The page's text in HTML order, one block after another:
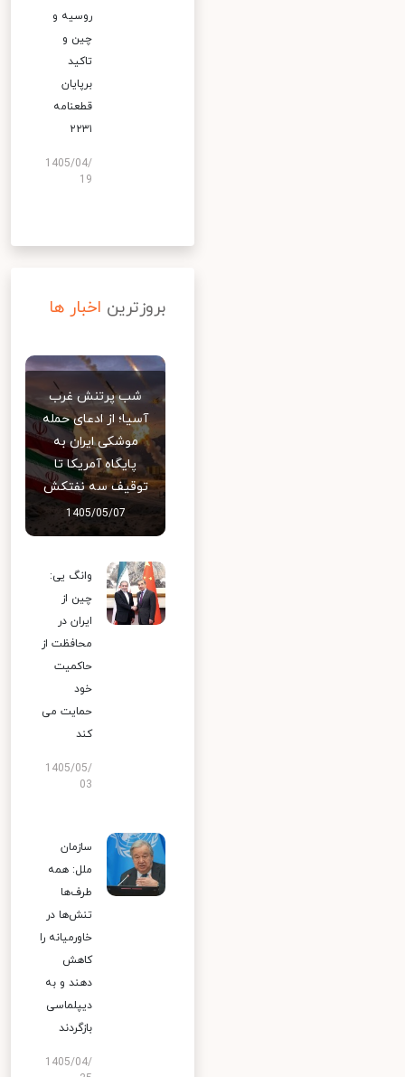
روسیه و
چین و
تاکید
برپایان
قطعنامه
۲۲۳۱
1405/04/
19
بروزترین اخبار ها
شب پرتنش غرب
آسیا؛ از ادعای حمله
موشکی ایران به
پایگاه آمریکا تا
توقیف سه نفتکش
1405/05/07
وانگ یی:
چین از
ایران در
محافظت از
حاکمیت
خود
حمایت می
کند
1405/05/
03
سازمان
ملل: همه
طرف‌ها
تنش‌ها در
خاورمیانه را
کاهش
دهند و به
دیپلماسی
بازگردند
1405/04/